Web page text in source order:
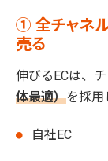
① 全チャネル
売る
伸びるECは、
体最適）を採用
自社EC